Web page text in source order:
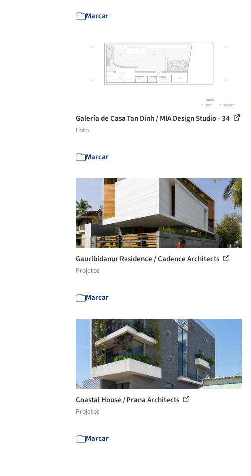
Marcar
Galería de Casa Tan Dinh / MIA Design Studio - 34
Foto
Marcar
Gauribidanur Residence / Cadence Architects
Projetos
Marcar
Coastal House / Prana Architects
Projetos
Marcar